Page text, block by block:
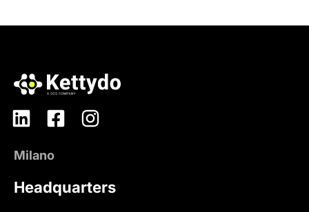
Milano
Headquarters